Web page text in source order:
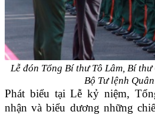
Lễ đón Tổng Bí thư Tô Lâm, Bí
Bộ Tư lệnh
Phát biểu tại Lễ kỷ niệm,
nhận và biểu dương những